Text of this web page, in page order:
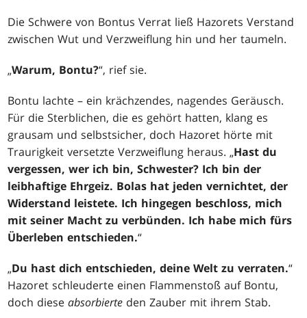
Die Schwere von Bontus Verrat ließ Hazorets Verstand
zwischen Wut und Verzweiflung hin und her taumeln.
„Warum, Bontu?“, rief sie.
Bontu lachte – ein krächzendes, nagendes Geräusch.
Für die Sterblichen, die es gehört hatten, klang es
grausam und selbstsicher, doch Hazoret hörte mit
Traurigkeit versetzte Verzweiflung heraus. „Hast du
vergessen, wer ich bin, Schwester? Ich bin der
leibhaftige Ehrgeiz. Bolas hat jeden vernichtet, der
Widerstand leistete. Ich hingegen beschloss, mich
mit seiner Macht zu verbünden. Ich habe mich fürs
Überleben entschieden.“
„Du hast dich entschieden, deine Welt zu verraten.“
Hazoret schleuderte einen Flammenstoß auf Bontu,
doch dieseabsorbierte den Zauber mit ihrem Stab.